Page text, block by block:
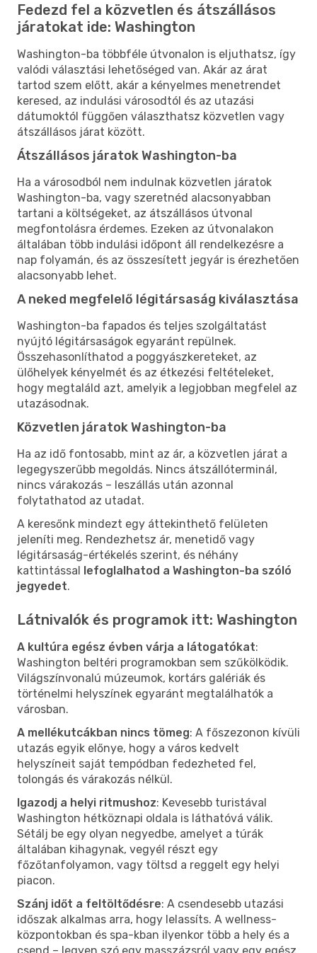
Fedezd fel a közvetlen és átszállásos
járatokat ide: Washington
Washington-ba többféle útvonalon is eljuthatsz, így
valódi választási lehetőséged van. Akár az árat
tartod szem előtt, akár a kényelmes menetrendet
keresed, az indulási városodtól és az utazási
dátumoktól függően választhatsz közvetlen vagy
átszállásos járat között.
Átszállásos járatok Washington-ba
Ha a városodból nem indulnak közvetlen járatok
Washington-ba, vagy szeretnéd alacsonyabban
tartani a költségeket, az átszállásos útvonal
megfontolásra érdemes. Ezeken az útvonalakon
általában több indulási időpont áll rendelkezésre a
nap folyamán, és az összesített jegyár is érezhetően
alacsonyabb lehet.
A neked megfelelő légitársaság kiválasztása
Washington-ba fapados és teljes szolgáltatást
nyújtó légitársaságok egyaránt repülnek.
Összehasonlíthatod a poggyászkereteket, az
ülőhelyek kényelmét és az étkezési feltételeket,
hogy megtaláld azt, amelyik a legjobban megfelel az
utazásodnak.
Közvetlen járatok Washington-ba
Ha az idő fontosabb, mint az ár, a közvetlen járat a
legegyszerűbb megoldás. Nincs átszállóterminál,
nincs várakozás – leszállás után azonnal
folytathatod az utadat.
A keresőnk mindezt egy áttekinthető felületen
jeleníti meg. Rendezhetsz ár, menetidő vagy
légitársaság-értékelés szerint, és néhány
kattintással lefoglalhatod a Washington-ba szóló
jegyedet.
Látnivalók és programok itt: Washington
A kultúra egész évben várja a látogatókat:
Washington beltéri programokban sem szűkölködik.
Világszínvonalú múzeumok, kortárs galériák és
történelmi helyszínek egyaránt megtalálhatók a
városban.
A mellékutcákban nincs tömeg: A főszezonon kívüli
utazás egyik előnye, hogy a város kedvelt
helyszíneit saját tempódban fedezheted fel,
tolongás és várakozás nélkül.
Igazodj a helyi ritmushoz: Kevesebb turistával
Washington hétköznapi oldala is láthatóvá válik.
Sétálj be egy olyan negyedbe, amelyet a túrák
általában kihagynak, vegyél részt egy
főzőtanfolyamon, vagy töltsd a reggelt egy helyi
piacon.
Szánj időt a feltöltődésre: A csendesebb utazási
időszak alkalmas arra, hogy lelassíts. A wellness-
központokban és spa-kban ilyenkor több a hely és a